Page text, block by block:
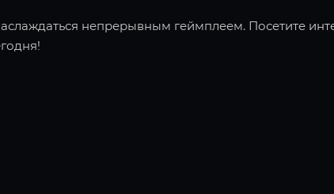
непрерывным геймплеем. Посетите